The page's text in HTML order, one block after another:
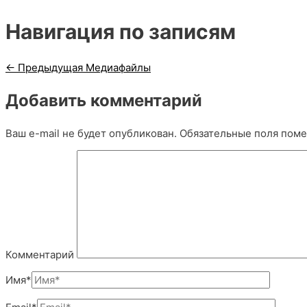
Навигация по записям
← Предыдущая Медиафайлы
Добавить комментарий
Ваш e-mail не будет опубликован. Обязательные поля
Комментарий
Имя*